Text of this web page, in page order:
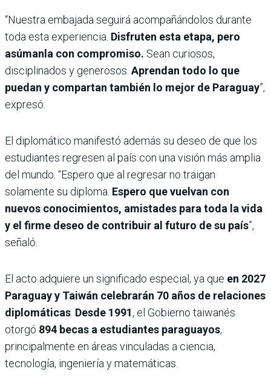
“Nuestra embajada seguirá acompañándolos durante
toda esta experiencia. Disfruten esta etapa, pero
asúmanla con compromiso. Sean curiosos,
disciplinados y generosos. Aprendan todo lo que
puedan y compartan también lo mejor de Paraguay”,
expresó.
El diplomático manifestó además su deseo de que los
estudiantes regresen al país con una visión más amplia
del mundo. “Espero que al regresar no traigan
solamente su diploma. Espero que vuelvan con
nuevos conocimientos, amistades para toda la vida
y el firme deseo de contribuir al futuro de su país”,
señaló.
El acto adquiere un significado especial, ya que en 2027
Paraguay y Taiwán celebrarán 70 años de relaciones
diplomáticas Desde 1991, el Gobierno taiwanés
otorgó 894 becas a estudiantes paraguayos,
principalmente en áreas vinculadas a ciencia,
tecnología, ingeniería y matemáticas.